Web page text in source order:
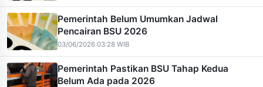
Pemerintah Belum Umumkan Jadwal
Pencairan BSU 2026
03/06/2026 03:28 WIB
Pemerintah Pastikan BSU Tahap Kedua
Belum Ada pada 2026